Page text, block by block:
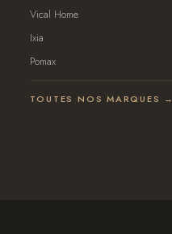
Vical Home
Ixia
Pomax
TOUTES NOS MARQUES →